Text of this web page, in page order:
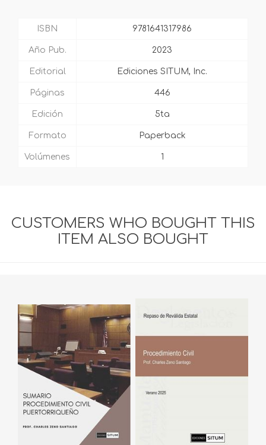
ISBN 9781641317986
Año Pub. 2023
Editorial Ediciones SITUM, Inc.
Páginas 446
Edición 5ta
Formato Paperback
Volúmenes 1
CUSTOMERS WHO BOUGHT THIS
ITEM ALSO BOUGHT